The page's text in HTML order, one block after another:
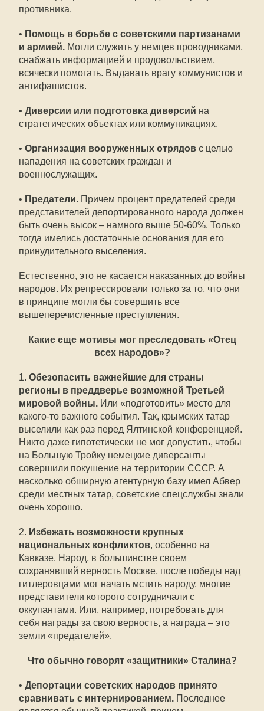
противника.
• Помощь в борьбе с советскими партизанами
и армией. Могли служить у немцев проводниками,
снабжать информацией и продовольствием,
всячески помогать. Выдавать врагу коммунистов и
антифашистов.
• Диверсии или подготовка диверсий на
стратегических объектах или коммуникациях.
• Организация вооруженных отрядов с целью
нападения на советских граждан и
военнослужащих.
• Предатели. Причем процент предателей среди
представителей депортированного народа должен
быть очень высок – намного выше 50-60%. Только
тогда имелись достаточные основания для его
принудительного выселения.
Естественно, это не касается наказанных до войны
народов. Их репрессировали только за то, что они
в принципе могли бы совершить все
вышеперечисленные преступления.
Какие еще мотивы мог преследовать «Отец
всех народов»?
1. Обезопасить важнейшие для страны
регионы в преддверье возможной Третьей
мировой войны. Или «подготовить» место для
какого-то важного события. Так, крымских татар
выселили как раз перед Ялтинской конференцией.
Никто даже гипотетически не мог допустить, чтобы
на Большую Тройку немецкие диверсанты
совершили покушение на территории СССР. А
насколько обширную агентурную базу имел Абвер
среди местных татар, советские спецслужбы знали
очень хорошо.
2. Избежать возможности крупных
национальных конфликтов, особенно на
Кавказе. Народ, в большинстве своем
сохранявший верность Москве, после победы над
гитлеровцами мог начать мстить народу, многие
представители которого сотрудничали с
оккупантами. Или, например, потребовать для
себя награды за свою верность, а награда – это
земли «предателей».
Что обычно говорят «защитники» Сталина?
• Депортации советских народов принято
сравнивать с интернированием. Последнее